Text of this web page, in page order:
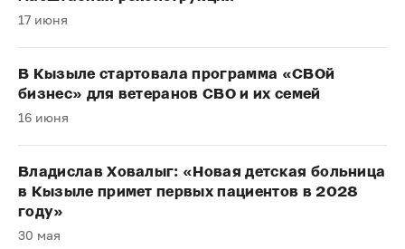
17 июня
В Кызыле стартовала программа «СВОй
бизнес» для ветеранов СВО и их семей
16 июня
Владислав Ховалыг: «Новая детская больница
в Кызыле примет первых пациентов в 2028
году»
30 мая